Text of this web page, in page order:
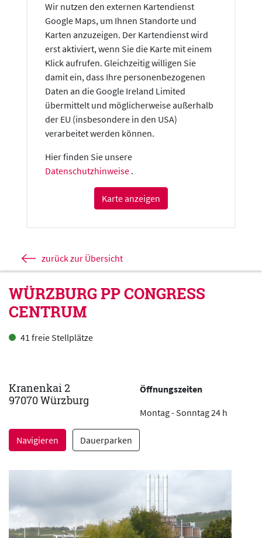
Wir nutzen den externen Kartendienst
Google Maps, um Ihnen Standorte und
Karten anzuzeigen. Der Kartendienst wird
erst aktiviert, wenn Sie die Karte mit einem
Klick aufrufen. Gleichzeitig willigen Sie
damit ein, dass Ihre personenbezogenen
Daten an die Google Ireland Limited
übermittelt und möglicherweise außerhalb
der EU (insbesondere in den USA)
verarbeitet werden können.
Hier finden Sie unsere
Datenschutzhinweise .
Karte anzeigen
zurück zur Übersicht
WÜRZBURG PP CONGRESS
CENTRUM
41 freie Stellplätze
Kranenkai 2
97070 Würzburg
Öffnungszeiten
Montag - Sonntag 24 h
Navigieren Dauerparken